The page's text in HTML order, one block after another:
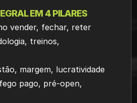
EM 4 PILARES
vender, fechar, reter
treinos,
margem, lucratividade
pago, pré-open,